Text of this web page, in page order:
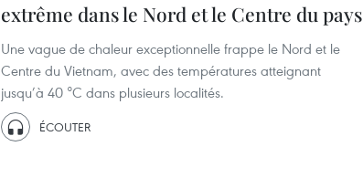
extrême dans le Nord et le Centre du pays
Une vague de chaleur exceptionnelle frappe le Nord et le
Centre du Vietnam, avec des températures atteignant
jusqu’à 40 °C dans plusieurs localités.
ÉCOUTER